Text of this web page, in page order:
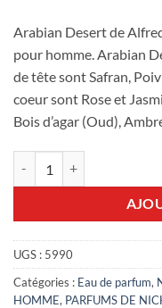
Arabian Desert de
pour homme. Arabian
de tête sont Safran,
coeur sont Rose et
Bois d’agar (Oud),
UGS : 5990
Catégories : Eau de parfum,
HOMME, PARFUMS DE